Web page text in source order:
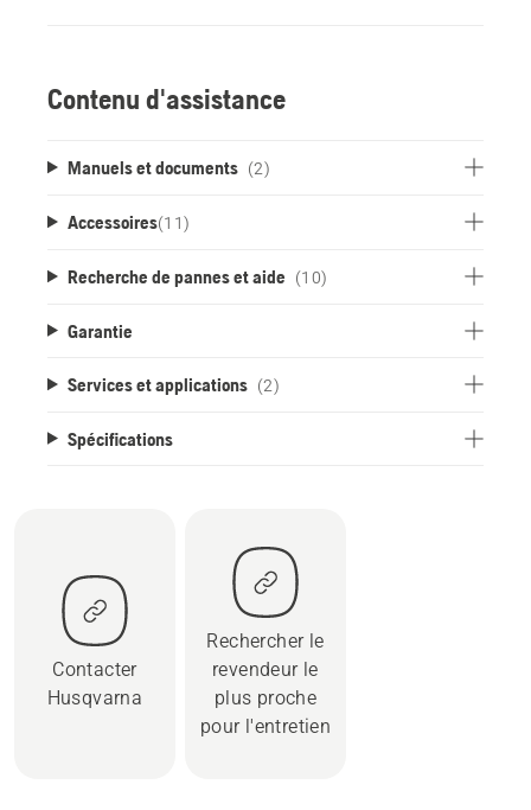
Contenu d'assistance
Manuels et documents (2)
Accessoires(11)
Recherche de pannes et aide (10)
Garantie
Services et applications (2)
Spécifications
Contacter
Husqvarna
Rechercher le
revendeur le
plus proche
pour l'entretien